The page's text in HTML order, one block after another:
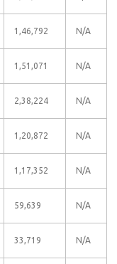
1,46,792 N/A
1,51,071 N/A
2,38,224 N/A
1,20,872 N/A
1,17,352 N/A
59,639 N/A
33,719 N/A